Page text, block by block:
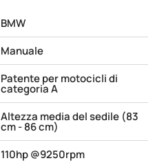
BMW
Manuale
Patente per motocicli di
categoria A
Altezza media del sedile (83
cm - 86 cm)
110hp @9250rpm